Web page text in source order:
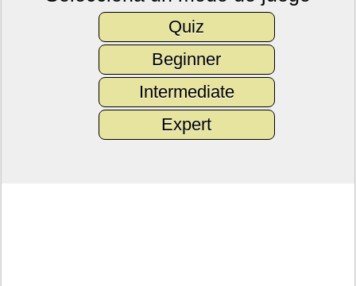
Quiz
Beginner
Intermediate
Expert